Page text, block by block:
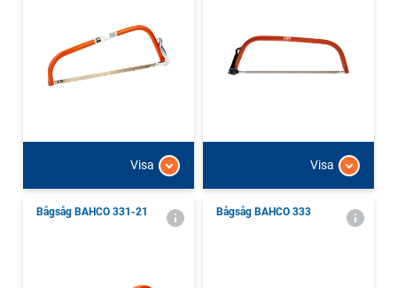
Visa Visa
Bågsåg BAHCO 331-21 Bågsåg BAHCO 333